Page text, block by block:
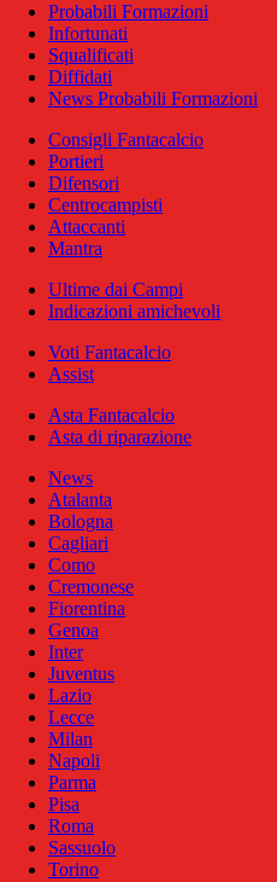
Probabili Formazioni
Infortunati
Squalificati
Diffidati
News Probabili Formazioni
Consigli Fantacalcio
Portieri
Difensori
Centrocampisti
Attaccanti
Mantra
Ultime dai Campi
Indicazioni amichevoli
Voti Fantacalcio
Assist
Asta Fantacalcio
Asta di riparazione
News
Atalanta
Bologna
Cagliari
Como
Cremonese
Fiorentina
Genoa
Inter
Juventus
Lazio
Lecce
Milan
Napoli
Parma
Pisa
Roma
Sassuolo
Torino